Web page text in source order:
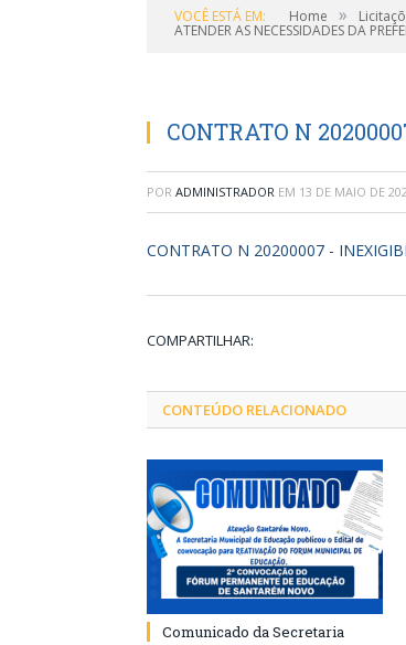
VOCÊ ESTÁ EM: Home »
ATENDER AS NECESSIDADES DA
CONTRATO N
POR ADMINISTRADOR EM 13 DE MAIO DE
CONTRATO N 20200007 -
COMPARTILHAR:
CONTEÚDO RELACIONADO
Comunicado da Secretaria